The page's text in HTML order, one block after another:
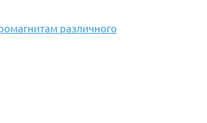
различного